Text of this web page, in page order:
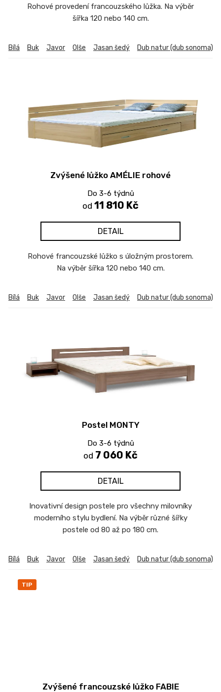
Rohové provedení francouzského lůžka. Na výběr
šířka 120 nebo 140 cm.
Bílá Buk Javor Olše Jasan šedý Dub natur (dub sonoma)
Zvýšené lůžko AMÉLIE rohové
Do 3-6 týdnů
od 11 810 Kč
DETAIL
Rohové francouzské lůžko s úložným prostorem.
Na výběr šířka 120 nebo 140 cm.
Bílá Buk Javor Olše Jasan šedý Dub natur (dub sonoma)
Postel MONTY
Do 3-6 týdnů
od 7 060 Kč
DETAIL
Inovativní design postele pro všechny milovníky
moderního stylu bydlení. Na výběr různé šířky
postele od 80 až po 180 cm.
Bílá Buk Javor Olše Jasan šedý Dub natur (dub sonoma)
TIP
Zvýšené francouzské lůžko FABIE